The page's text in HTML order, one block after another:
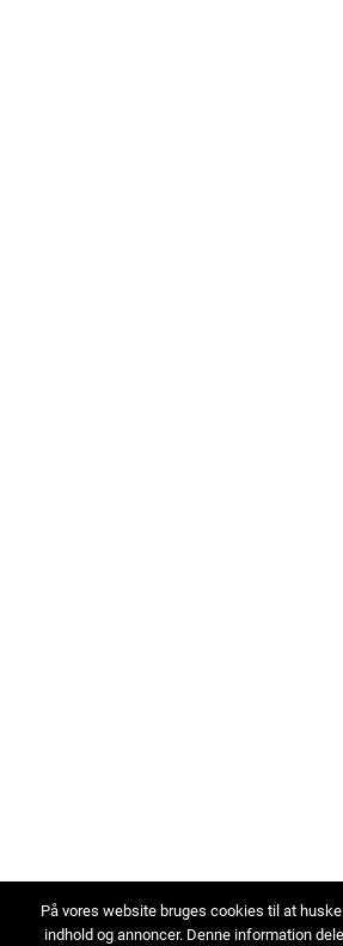
På vores website bruges cookies til at
indhold og annoncer. Denne information